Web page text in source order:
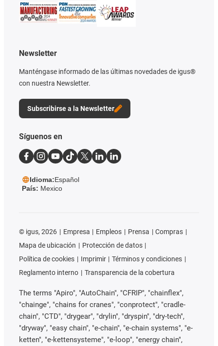
Newsletter
Manténgase informado de las últimas novedades de igus®
con nuestra Newsletter.
Subscribirse a la Newsletter
Síguenos en
Idioma:Español
País: Mexico
© igus, 2026 Empresa Empleos Prensa
Compras
Mapa de ubicación
Protección de datos
Política de cookies
Imprimir
Términos y condiciones
Reglamento interno
Transparencia de la cobertura
The terms "Apiro", "AutoChain", "CFRIP", "chainflex",
"chainge", "chains for cranes", "conprotect", "cradle-
chain", "CTD", "drygear", "drylin", "dryspin", "dry-tech",
"dryway", "easy chain", "e-chain", "e-chain systems", "e-
ketten", "e-kettensysteme", "e-loop", "energy chain",